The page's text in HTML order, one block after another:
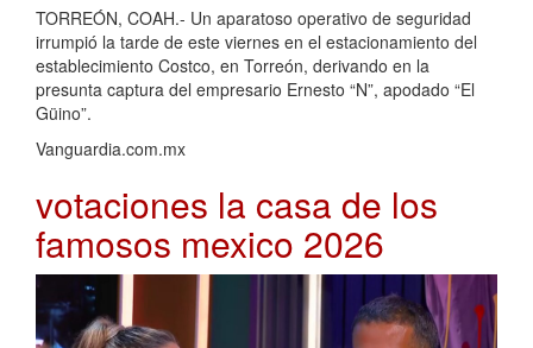
TORREÓN, COAH.- Un aparatoso operativo de seguridad
irrumpió la tarde de este viernes en el estacionamiento del
establecimiento Costco, en Torreón, derivando en la
presunta captura del empresario Ernesto “N”, apodado “El
Güino”.
Vanguardia.com.mx
votaciones la casa de los
famosos mexico 2026